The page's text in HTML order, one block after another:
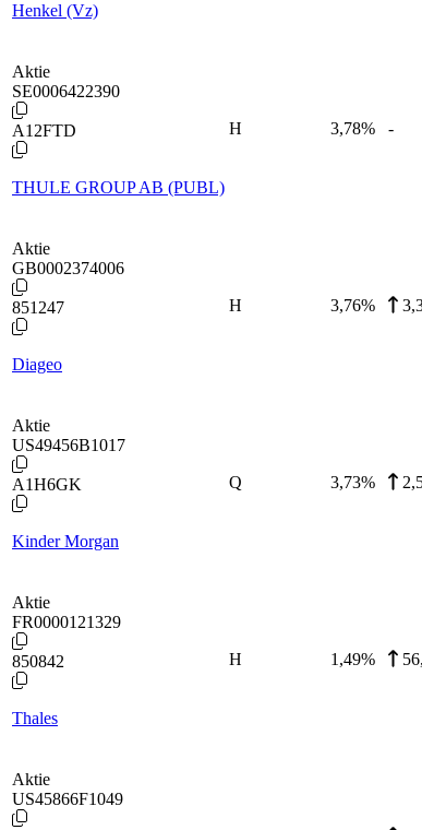
Henkel (Vz)
Aktie
SE0006422390
A12FTD
THULE GROUP AB (PUBL)
H 3,78% -
Aktie
GB0002374006
851247
Diageo
H 3,76%
Aktie
US49456B1017
A1H6GK
Kinder Morgan
Q 3,73%
Aktie
FR0000121329
850842
Thales
H 1,49%
Aktie
US45866F1049